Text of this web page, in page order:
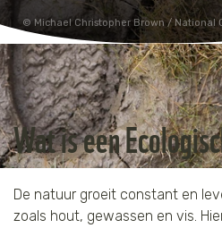
Michael Christopher Brown / National
Wat is een
De natuur groeit constant en
zoals hout, gewassen en vis.
Jaguar
Koraal
Leeuw
Luipaard
Neushoorn
Kleding & Accessoires
Speelgoed